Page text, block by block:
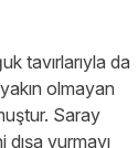
tavırlarıyla da
olmayan
Saray
vurmayı